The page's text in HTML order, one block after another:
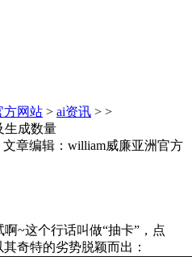
方网站 > ai资讯 > >
生成数量
章编辑：william威廉亚洲官方
~这个行话叫做“抽卡”，点
奇特的劣势脱颖而出：